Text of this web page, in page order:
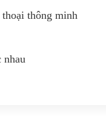
thoại thông minh
nhau